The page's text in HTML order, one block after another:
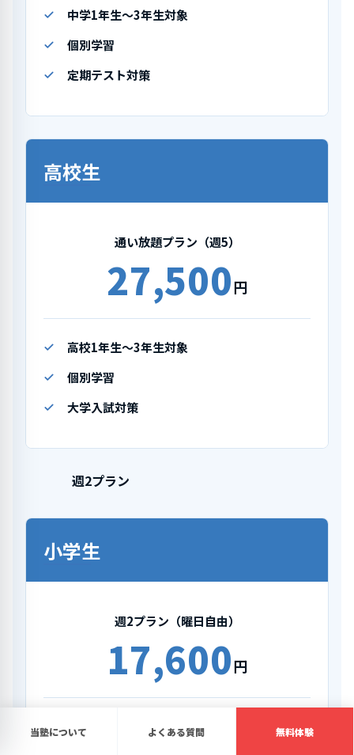
中学1年生〜3年生対象
個別学習
定期テスト対策
高校生
通い放題プラン（週5）
27,500円
高校1年生〜3年生対象
個別学習
大学入試対策
週2プラン
小学生
週2プラン（曜日自由）
17,600円
小学1年生〜6年生対象
当塾について よくある質問 無料体験